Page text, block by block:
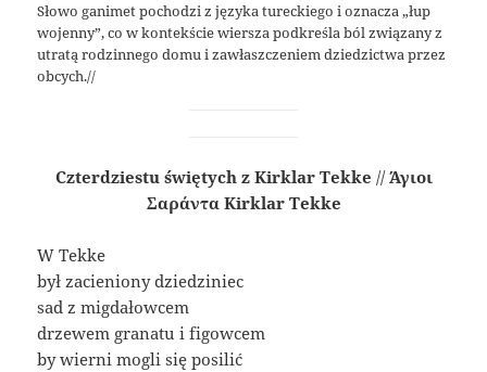
Słowo ganimet pochodzi z języka tureckiego i oznacza „łup
wojenny”, co w kontekście wiersza podkreśla ból związany z
utratą rodzinnego domu i zawłaszczeniem dziedzictwa przez
obcych.//
Czterdziestu świętych z Kirklar Tekke //Άγιοι
Σαράντα Kirklar Tekke
W Tekke
był zacieniony dziedziniec
sad z migdałowcem
drzewem granatu i figowcem
by wierni mogli się posilić